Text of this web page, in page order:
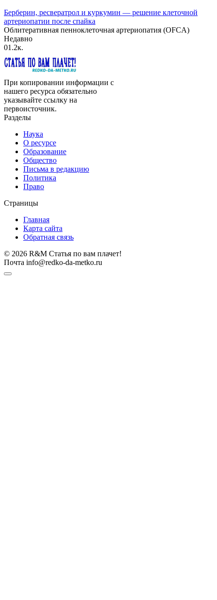
Берберин, ресвератрол и куркумин — решение клеточной
артериопатии после спайка
Облитеративная пенноклеточная артериопатия (OFCA)
Недавно
01.2к.
При копировании информации с
нашего ресурса обязательно
указывайте ссылку на
первоисточник.
Разделы
Наука
О ресурсе
Образование
Общество
Письма в редакцию
Политика
Право
Страницы
Главная
Карта сайта
Обратная связь
© 2026 R&M Статья по вам плачет!
Почта info@redko-da-metko.ru